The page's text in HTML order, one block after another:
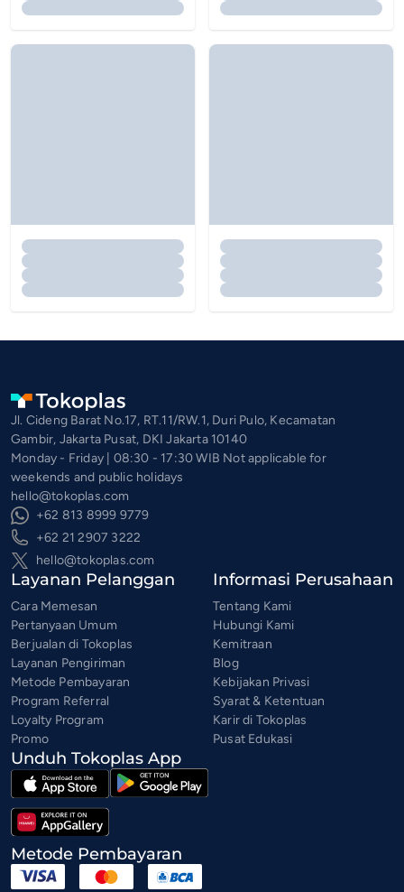
Jl. Cideng Barat No.17, RT.11/RW.1, Duri Pulo, Kecamatan
Gambir, Jakarta Pusat, DKI Jakarta 10140
Monday - Friday | 08:30 - 17:30 WIB Not applicable for
weekends and public holidays
hello@tokoplas.com
+62 813 8999 9779
+62 21 2907 3222
hello@tokoplas.com
Layanan Pelanggan
Cara Memesan
Pertanyaan Umum
Berjualan di Tokoplas
Layanan Pengiriman
Metode Pembayaran
Program Referral
Loyalty Program
Promo
Informasi Perusahaan
Tentang Kami
Hubungi Kami
Kemitraan
Blog
Kebijakan Privasi
Syarat & Ketentuan
Karir di Tokoplas
Pusat Edukasi
Unduh Tokoplas App
Metode Pembayaran